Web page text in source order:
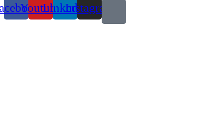
YoutubeLinkedin
Instagram